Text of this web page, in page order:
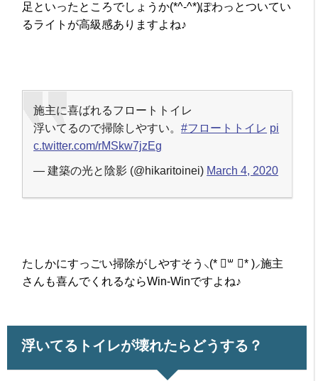
足といったところでしょうか(*^-^*)ぽわっとついてい
るライトが高級感ありますよね♪
施主に喜ばれるフロートトイレ
浮いてるので掃除しやすい。#フロートトイレ pi
c.twitter.com/rMSkw7jzEg
— 建築の光と陰影 (@hikaritoinei) March 4, 2020
たしかにすっごい掃除がしやすそう⸜(* ॑꒳ ॑* )⸝施主
さんも喜んでくれるならWin-Winですよね♪
浮いてるトイレが壊れたらどうする？